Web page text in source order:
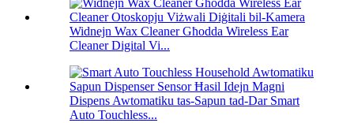
Widnejn Wax Cleaner Għodda Wireless Ear
Cleaner Digital Vi...
Dispens Awtomatiku tas-Sapun tad-Dar Smart
Auto Touchless...